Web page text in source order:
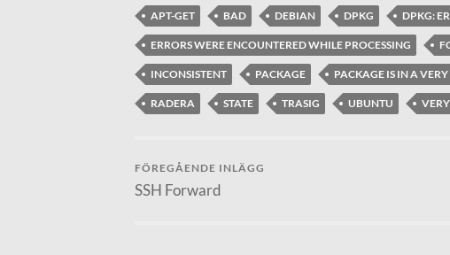
APT-GET BAD DEBIAN DPKG DPKG:
ERRORS WERE ENCOUNTERED WHILE PROCESSING
INCONSISTENT PACKAGE PACKAGE IS IN A
RADERA STATE TRASIG UBUNTU VERY
FÖREGÅENDE INLÄGG
SSH Forward